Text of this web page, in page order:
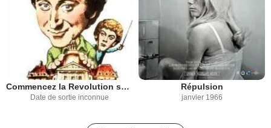
Commencez la Revolution sans nous
Date de sortie inconnue
Répulsion
janvier 1966